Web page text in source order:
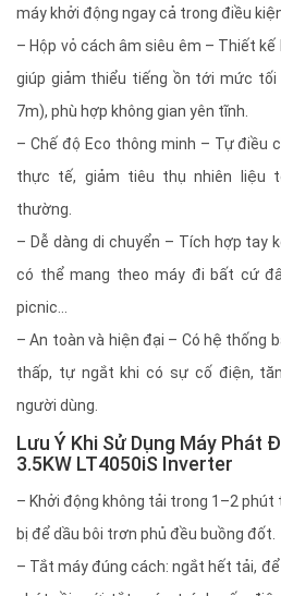
máy khởi động ngay cả trong điều
– Hộp vỏ cách âm siêu êm – Thiết
giúp giảm thiểu tiếng ồn tới mức tối
7m), phù hợp không gian yên tĩnh.
– Chế độ Eco thông minh – Tự điều
thực tế, giảm tiêu thụ nhiên liệu
thường.
– Dễ dàng di chuyển – Tích hợp tay
có thể mang theo máy đi bất cứ
picnic...
– An toàn và hiện đại – Có hệ thống
thấp, tự ngắt khi có sự cố điện,
người dùng.
Lưu Ý Khi Sử Dụng Máy Phát
3.5KW LT4050iS Inverter
– Khởi động không tải trong 1–2
bị để dầu bôi trơn phủ đều buồng đốt.
– Tắt máy đúng cách: ngắt hết tải,